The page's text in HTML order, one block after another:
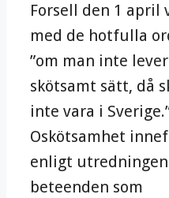
Forsell den 1 april
med de hotfulla
”om man inte
skötsamt sätt, då
inte vara i
Oskötsamhet
enligt utredningen
beteenden som